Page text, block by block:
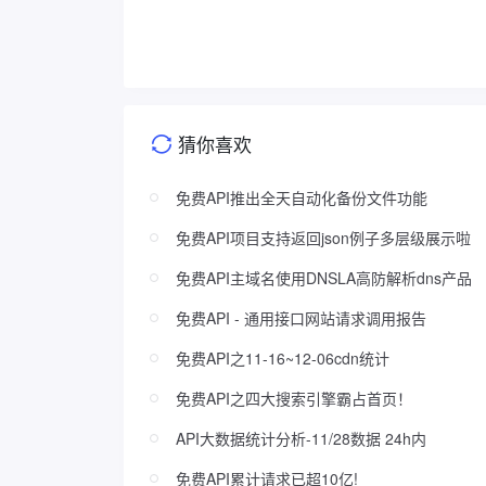
猜你喜欢
免费API推出全天自动化备份文件功能
免费API项目支持返回json例子多层级展示啦
免费API主域名使用DNSLA高防解析dns产品
免费API - 通用接口网站请求调用报告
免费API之11-16~12-06cdn统计
免费API之四大搜索引擎霸占首页！
API大数据统计分析-11/28数据 24h内
免费API累计请求已超10亿!